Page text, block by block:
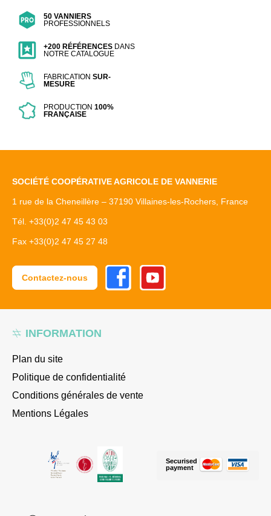
50 VANNIERS
PROFESSIONNELS
+200 RÉFÉRENCES DANS
NOTRE CATALOGUE
FABRICATIONSUR-
MESURE
PRODUCTION100%
FRANÇAISE
INFORMATION
Plan du site
Politique de confidentialité
Conditions générales de vente
Mentions Légales
SOCIÉTÉ COOPÉRATIVE AGRICOLE DE VANNERIE
1 rue de la Cheneillère – 37190 Villaines-les-Rochers, France
Tél. +33(0)2 47 45 43 03
Fax +33(0)2 47 45 27 48
Securised
payment
Contactez-nous
FacebookYoutube